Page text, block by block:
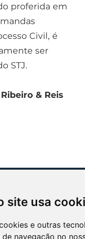
site usa
e outras
de navegação no
proferida em
Civil, é
ser
STJ.
& Reis
NÓS